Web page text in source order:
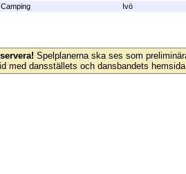
Ivö
Spelplanerna ska ses som
med dansställets och dansbandets